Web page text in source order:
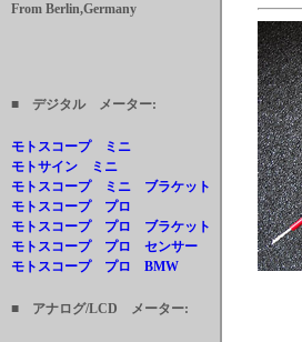
From Berlin,Germany
■ デジタル メーター:
モトスコープ ミニ
モトサイン ミニ
モトスコープ ミニ ブラケット
モトスコープ プロ
モトスコープ プロ ブラケット
モトスコープ プロ センサー
モトスコープ プロ BMW
■ アナログ/LCD メーター: